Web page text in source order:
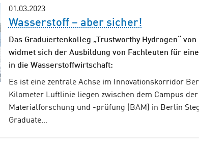
01.03.2023
Wasserstoff – aber sicher!
Das Graduiertenkolleg „Trustworthy Hydrogen“ von
widmet sich der Ausbildung von Fachleuten für
in die Wasserstoffwirtschaft:
Es ist eine zentrale Achse im Innovationskorridor
Kilometer Luftlinie liegen zwischen dem Campus
Materialforschung und -prüfung (BAM) in Berlin
Graduate…